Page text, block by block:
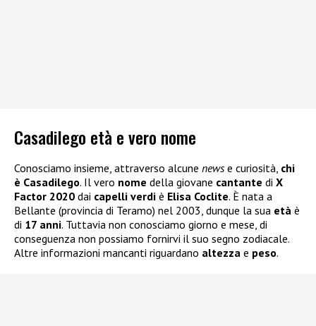
Casadilego età e vero nome
Conosciamo insieme, attraverso alcune newse curiosità, chi
è Casadilego. Il vero nome della giovane cantante di X
Factor 2020 dai capelli verdi è Elisa Coclite. È nata a
Bellante (provincia di Teramo) nel 2003, dunque la sua età è
di 17 anni. Tuttavia non conosciamo giorno e mese, di
conseguenza non possiamo fornirvi il suo segno zodiacale.
Altre informazioni mancanti riguardano altezza e peso.